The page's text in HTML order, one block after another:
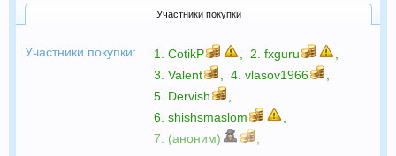
Участники покупки
Участники покупки: 1. CotikP 2. fxguru
3. Valent 4. vlasov1966
5. Dervish
6. shishsmaslom
7. (аноним)
;